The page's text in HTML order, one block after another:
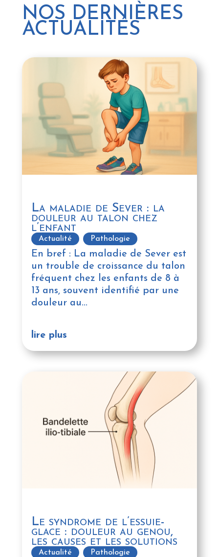
NOS DERNIÈRES
ACTUALITÉS
La maladie de Sever : la
douleur au talon chez
l’enfant
Actualité , Pathologie
En bref : La maladie de Sever est
un trouble de croissance du talon
fréquent chez les enfants de 8 à
13 ans, souvent identifié par une
douleur au...
lire plus
Le syndrome de l’essuie-
glace : douleur au genou,
les causes et les solutions
Actualité , Pathologie